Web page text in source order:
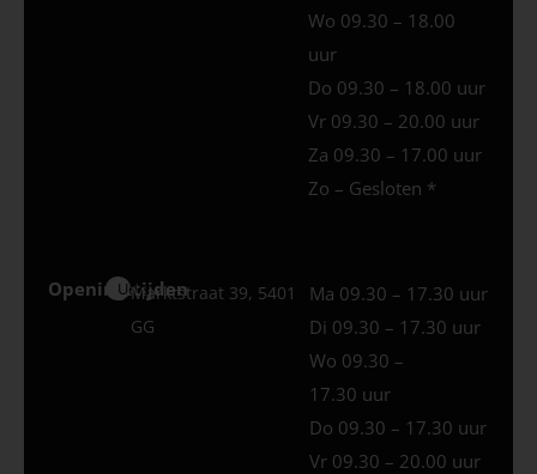
Wo 09.30 – 18.00
uur
Do 09.30 – 18.00 uur
Vr 09.30 – 20.00 uur
Za 09.30 – 17.00 uur
Zo – Gesloten *
Openingstijden
Uden
Marktstraat 39, 5401
GG
Ma 09.30 – 17.30 uur
Di 09.30 – 17.30 uur
Wo 09.30 –
17.30 uur
Do 09.30 – 17.30 uur
Vr 09.30 – 20.00 uur